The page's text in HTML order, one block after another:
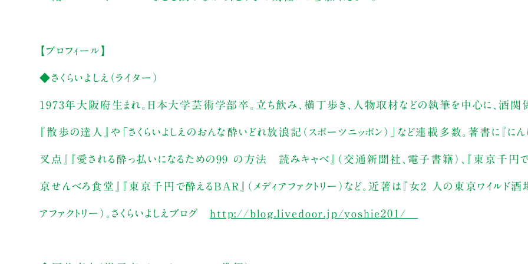
【プロフィール】
◆さくらいよしえ（ライター）
1973年大阪府生まれ。日本大学芸術学部卒。立ち飲み、横丁歩き、人物取材などの執筆を中心に、酒関
『散歩の達人』や「さくらいよしえのおんな酔いどれ放浪記（スポーツニッポン）」など連載多数。著書に『に
叉点』『愛される酔っ払いになるための99 の方法 読みキャベ』（交通新聞社、電子書籍）、『東京千円で
京せんべろ食堂』『東京千円で酔えるBAR』（メディアファクトリー）など。近著は『女2 人の東京ワイルド酒
アファクトリー）。さくらいよしえブログhttp://blog.livedoor.jp/yoshie201/